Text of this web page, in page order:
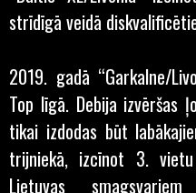
strīdīgā veidā
2019. gadā “Garkalne/
Top līgā. Debija izvēršas
tikai izdodas būt
trijniekā, izcīnot 3.
Lietuvas smagsvariem